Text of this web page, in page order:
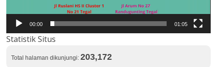
00:00 01:05
Statistik Situs
Total halaman dikunjungi:203,172